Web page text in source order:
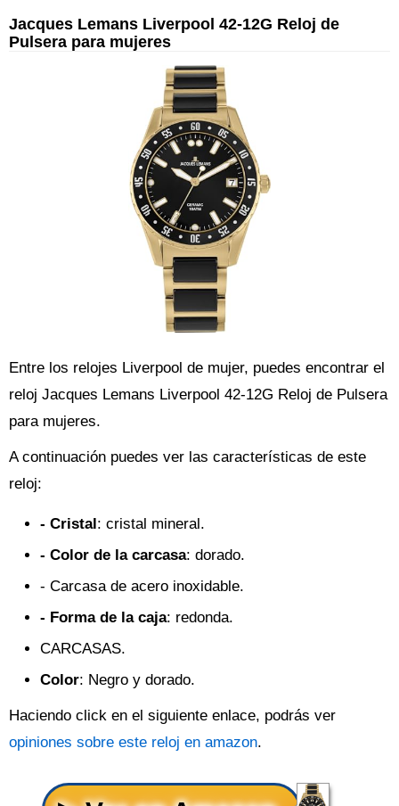
Jacques Lemans Liverpool 42-12G Reloj de
Pulsera para mujeres
Entre los relojes Liverpool de mujer, puedes encontrar el
reloj Jacques Lemans Liverpool 42-12G Reloj de Pulsera
para mujeres.
A continuación puedes ver las características de este
reloj:
- Cristal: cristal mineral.
- Color de la carcasa: dorado.
- Carcasa de acero inoxidable.
- Forma de la caja: redonda.
CARCASAS.
Color: Negro y dorado.
Haciendo click en el siguiente enlace, podrás ver
opiniones sobre este reloj en amazon.